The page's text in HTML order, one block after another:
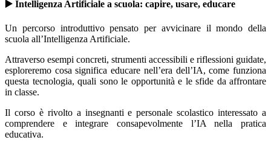
▶️ Intelligenza Artificiale a scuola: capire, usare, educare
Un percorso introduttivo pensato per avvicinare il mondo della
scuola all’Intelligenza Artificiale.
Attraverso esempi concreti, strumenti accessibili e riflessioni guidate,
esploreremo cosa significa educare nell’era dell’IA, come funziona
questa tecnologia, quali sono le opportunità e le sfide da affrontare
in classe.
Il corso è rivolto a insegnanti e personale scolastico interessato a
comprendere e integrare consapevolmente l’IA nella pratica
educativa.